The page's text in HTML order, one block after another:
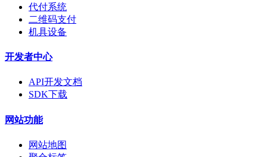
代付系统
二维码支付
机具设备
开发者中心
API开发文档
SDK下载
网站功能
网站地图